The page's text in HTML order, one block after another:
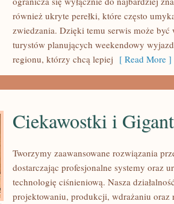
również ukryte perełki, które często
zwiedzania. Dzięki temu serwis może
turystów planujących weekendowy
regionu, którzy chcą lepiej [ Read More ]
Ciekawostki i
Tworzymy zaawansowane rozwiązania
dostarczając profesjonalne systemy oraz
technologię ciśnieniową. Nasza
projektowaniu, produkcji, wdrażaniu oraz